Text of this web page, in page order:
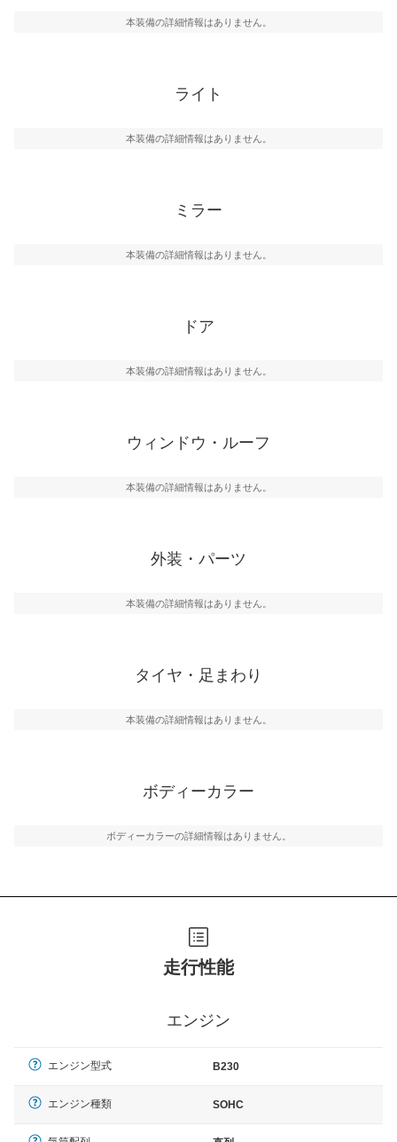
本装備の詳細情報はありません。
ライト
本装備の詳細情報はありません。
ミラー
本装備の詳細情報はありません。
ドア
本装備の詳細情報はありません。
ウィンドウ・ルーフ
本装備の詳細情報はありません。
外装・パーツ
本装備の詳細情報はありません。
タイヤ・足まわり
本装備の詳細情報はありません。
ボディーカラー
ボディーカラーの詳細情報はありません。
走行性能
エンジン
エンジン型式 B230
エンジン種類 SOHC